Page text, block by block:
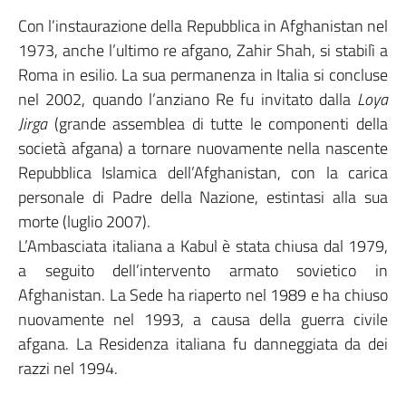
Con l’instaurazione della Repubblica in Afghanistan nel
1973, anche l’ultimo re afgano, Zahir Shah, si stabilì a
Roma in esilio. La sua permanenza in Italia si concluse
nel 2002, quando l’anziano Re fu invitato dalla Loya
Jirga(grande assemblea di tutte le componenti della
società afgana) a tornare nuovamente nella nascente
Repubblica Islamica dell’Afghanistan, con la carica
personale di Padre della Nazione, estintasi alla sua
morte (luglio 2007).
L’Ambasciata italiana a Kabul è stata chiusa dal 1979,
a seguito dell’intervento armato sovietico in
Afghanistan. La Sede ha riaperto nel 1989 e ha chiuso
nuovamente nel 1993, a causa della guerra civile
afgana. La Residenza italiana fu danneggiata da dei
razzi nel 1994.